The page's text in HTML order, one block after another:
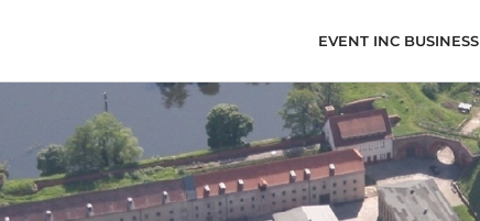
EVENT INC BUSINESS